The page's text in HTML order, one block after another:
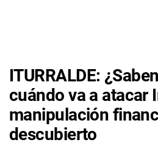
ITURRALDE:
cuándo va a atacar
manipulación
descubierto